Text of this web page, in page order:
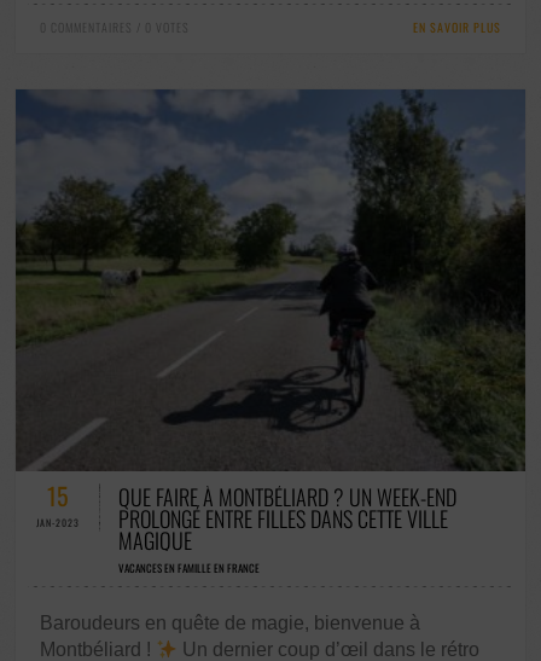
0 COMMENTAIRES / 0 VOTES EN SAVOIR PLUS
15
JAN-2023
QUE FAIRE À MONTBÉLIARD ? UN WEEK-END
PROLONGÉ ENTRE FILLES DANS CETTE VILLE
MAGIQUE
VACANCES EN FAMILLE EN FRANCE
Baroudeurs en quête de magie, bienvenue à
Montbéliard !
Un dernier coup d’œil dans le rétro